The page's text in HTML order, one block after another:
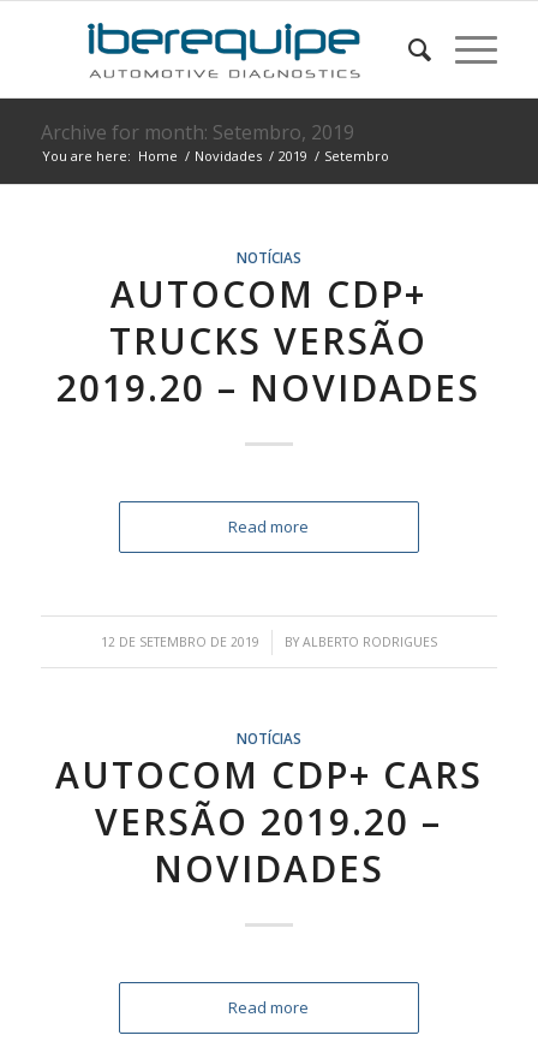
Archive for month: Setembro, 2019
You are here: Home / Novidades / 2019 / Setembro
NOTÍCIAS
AUTOCOM CDP+
TRUCKS VERSÃO
2019.20 – NOVIDADES
Read more
12 DE SETEMBRO DE 2019
/ BY ALBERTO RODRIGUES
NOTÍCIAS
AUTOCOM CDP+ CARS
VERSÃO 2019.20 –
NOVIDADES
Read more